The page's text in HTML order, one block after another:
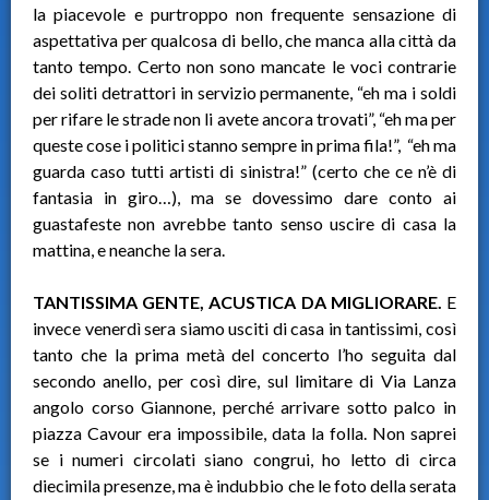
la piacevole e purtroppo non frequente sensazione di
aspettativa per qualcosa di bello, che manca alla città da
tanto tempo. Certo non sono mancate le voci contrarie
dei soliti detrattori in servizio permanente, “eh ma i soldi
per rifare le strade non li avete ancora trovati”, “eh ma per
queste cose i politici stanno sempre in prima fila!”, “eh ma
guarda caso tutti artisti di sinistra!” (certo che ce n’è di
fantasia in giro…), ma se dovessimo dare conto ai
guastafeste non avrebbe tanto senso uscire di casa la
mattina, e neanche la sera.
TANTISSIMA GENTE, ACUSTICA DA MIGLIORARE. E
invece venerdì sera siamo usciti di casa in tantissimi, così
tanto che la prima metà del concerto l’ho seguita dal
secondo anello, per così dire, sul limitare di Via Lanza
angolo corso Giannone, perché arrivare sotto palco in
piazza Cavour era impossibile, data la folla. Non saprei
se i numeri circolati siano congrui, ho letto di circa
diecimila presenze, ma è indubbio che le foto della serata